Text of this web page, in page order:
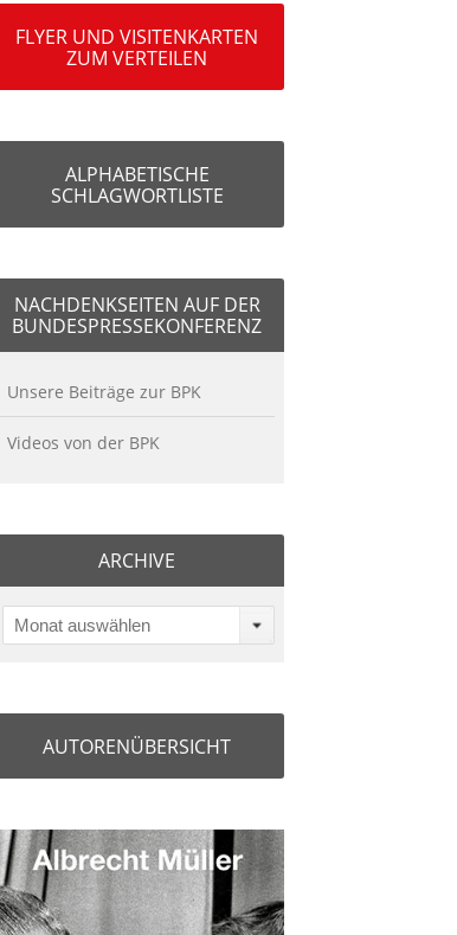
FLYER UND VISITENKARTEN
ZUM VERTEILEN
ALPHABETISCHE
SCHLAGWORTLISTE
NACHDENKSEITEN AUF DER
BUNDESPRESSEKONFERENZ
Unsere Beiträge zur BPK
Videos von der BPK
ARCHIVE
Monat auswählen
AUTORENÜBERSICHT